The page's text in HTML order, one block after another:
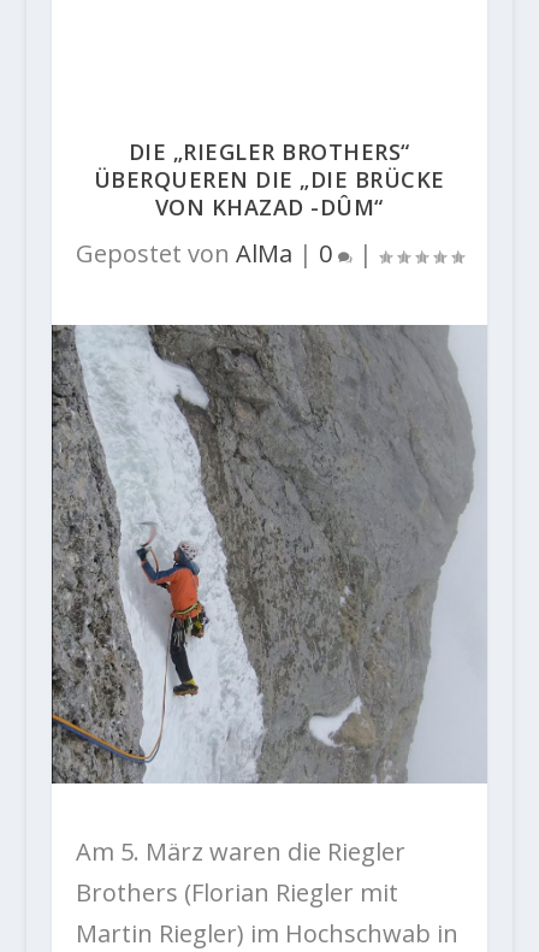
DIE „RIEGLER BROTHERS“
ÜBERQUEREN DIE „DIE BRÜCKE
VON KHAZAD -DÛM“
Gepostet von AlMa | 0 |
Am 5. März waren die Riegler
Brothers (Florian Riegler mit
Martin Riegler) im Hochschwab in